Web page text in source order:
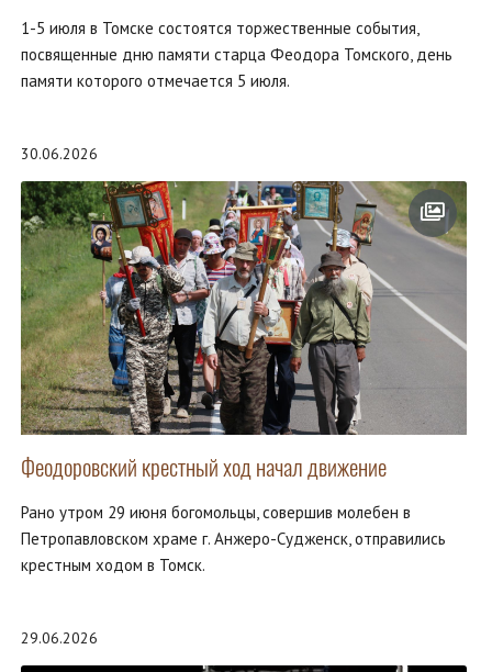
1-5 июля в Томске состоятся торжественные события,
посвященные дню памяти старца Феодора Томского, день
памяти которого отмечается 5 июля.
30.06.2026
Феодоровский крестный ход начал движение
Рано утром 29 июня богомольцы, совершив молебен в
Петропавловском храме г. Анжеро-Судженск, отправились
крестным ходом в Томск.
29.06.2026